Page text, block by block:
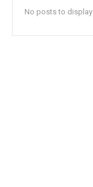
No posts to display